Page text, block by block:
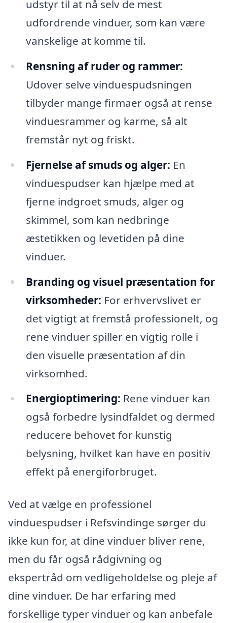
udstyr til at nå selv de mest
udfordrende vinduer, som kan være
vanskelige at komme til.
Rensning af ruder og rammer:
Udover selve vinduespudsningen
tilbyder mange firmaer også at rense
vinduesrammer og karme, så alt
fremstår nyt og friskt.
Fjernelse af smuds og alger: En
vinduespudser kan hjælpe med at
fjerne indgroet smuds, alger og
skimmel, som kan nedbringe
æstetikken og levetiden på dine
vinduer.
Branding og visuel præsentation for
virksomheder: For erhvervslivet er
det vigtigt at fremstå professionelt, og
rene vinduer spiller en vigtig rolle i
den visuelle præsentation af din
virksomhed.
Energioptimering: Rene vinduer kan
også forbedre lysindfaldet og dermed
reducere behovet for kunstig
belysning, hvilket kan have en positiv
effekt på energiforbruget.
Ved at vælge en professionel
vinduespudser i Refsvindinge sørger du
ikke kun for, at dine vinduer bliver rene,
men du får også rådgivning og
ekspertråd om vedligeholdelse og pleje af
dine vinduer. De har erfaring med
forskellige typer vinduer og kan anbefale